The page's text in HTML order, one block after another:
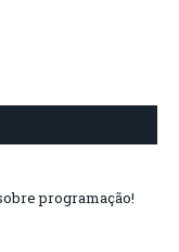
programação!